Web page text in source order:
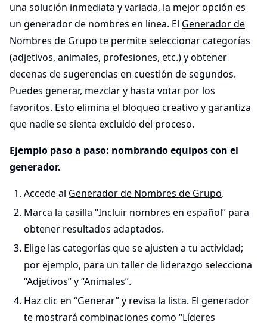
una solución inmediata y variada, la mejor opción es
un generador de nombres en línea. El Generador de
Nombres de Grupo te permite seleccionar categorías
(adjetivos, animales, profesiones, etc.) y obtener
decenas de sugerencias en cuestión de segundos.
Puedes generar, mezclar y hasta votar por los
favoritos. Esto elimina el bloqueo creativo y garantiza
que nadie se sienta excluido del proceso.
Ejemplo paso a paso: nombrando equipos con el
generador.
Accede al Generador de Nombres de Grupo.
Marca la casilla “Incluir nombres en español” para
obtener resultados adaptados.
Elige las categorías que se ajusten a tu actividad;
por ejemplo, para un taller de liderazgo selecciona
“Adjetivos” y “Animales”.
Haz clic en “Generar” y revisa la lista. El generador
te mostrará combinaciones como “Líderes